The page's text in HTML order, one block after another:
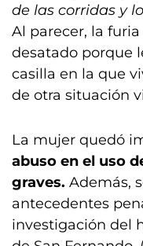
de las corridas y
Al parecer, la
desatado porque
casilla en la que
de otra situación
La mujer quedó
abuso en el uso
graves. Además,
antecedentes
investigación del